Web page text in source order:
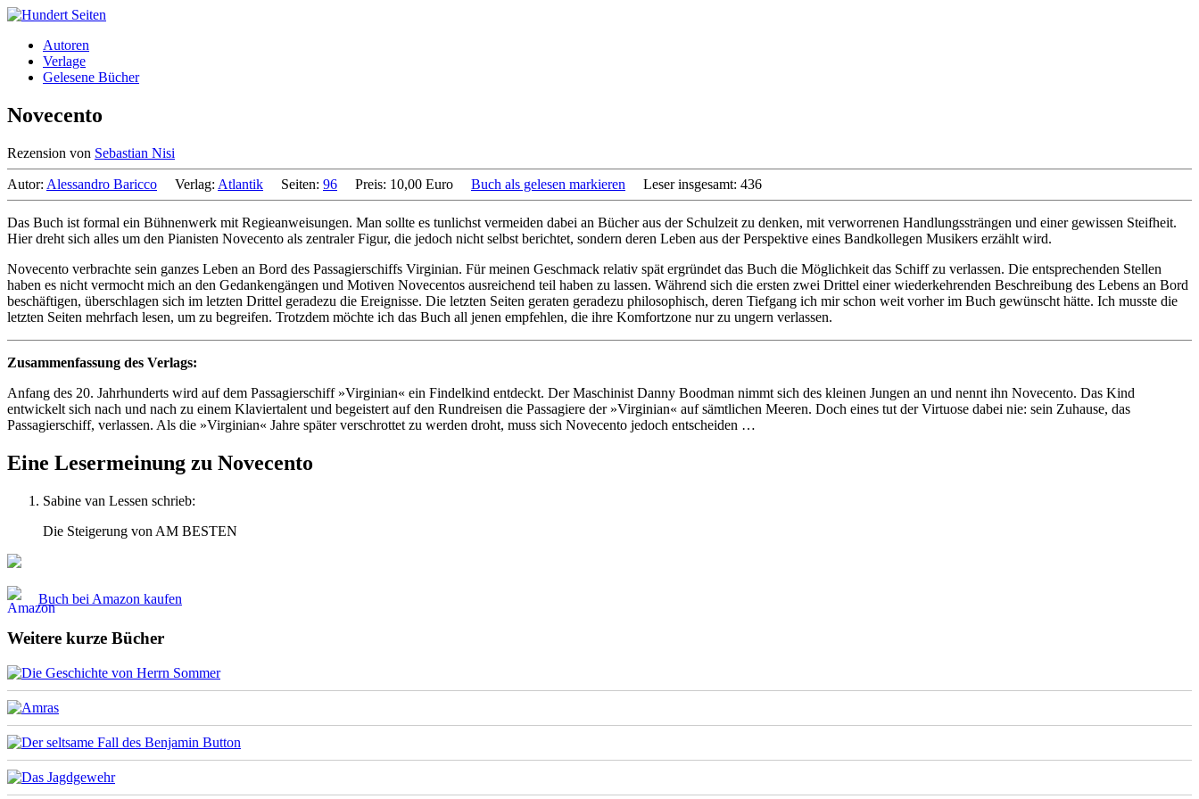
Autoren
Verlage
Gelesene Bücher
Novecento
Rezension von Sebastian Nisi
Autor: Alessandro Baricco Verlag: Atlantik Seiten: 96 Preis: 10,00 Euro Buch als gelesen markieren Leser insgesamt: 436
Das Buch ist formal ein Bühnenwerk mit Regieanweisungen. Man sollte es tunlichst vermeiden dabei an Bücher aus der Schulzeit zu denken, mit verworrenen Handlungssträngen und einer gewissen Steifheit.
Hier dreht sich alles um den Pianisten Novecento als zentraler Figur, die jedoch nicht selbst berichtet, sondern deren Leben aus der Perspektive eines Bandkollegen Musikers erzählt wird.
Novecento verbrachte sein ganzes Leben an Bord des Passagierschiffs Virginian. Für meinen Geschmack relativ spät ergründet das Buch die Möglichkeit das Schiff zu verlassen. Die entsprechenden Stellen
haben es nicht vermocht mich an den Gedankengängen und Motiven Novecentos ausreichend teil haben zu lassen. Während sich die ersten zwei Drittel einer wiederkehrenden Beschreibung des Lebens an Bord
beschäftigen, überschlagen sich im letzten Drittel geradezu die Ereignisse. Die letzten Seiten geraten geradezu philosophisch, deren Tiefgang ich mir schon weit vorher im Buch gewünscht hätte. Ich musste die
letzten Seiten mehrfach lesen, um zu begreifen. Trotzdem möchte ich das Buch all jenen empfehlen, die ihre Komfortzone nur zu ungern verlassen.
Zusammenfassung des Verlags:
Anfang des 20. Jahrhunderts wird auf dem Passagierschiff »Virginian« ein Findelkind entdeckt. Der Maschinist Danny Boodman nimmt sich des kleinen Jungen an und nennt ihn Novecento. Das Kind
entwickelt sich nach und nach zu einem Klaviertalent und begeistert auf den Rundreisen die Passagiere der »Virginian« auf sämtlichen Meeren. Doch eines tut der Virtuose dabei nie: sein Zuhause, das
Passagierschiff, verlassen. Als die »Virginian« Jahre später verschrottet zu werden droht, muss sich Novecento jedoch entscheiden …
Eine Lesermeinung zu Novecento
Sabine van Lessen schrieb:
Die Steigerung von AM BESTEN
Buch bei Amazon kaufen
Weitere kurze Bücher